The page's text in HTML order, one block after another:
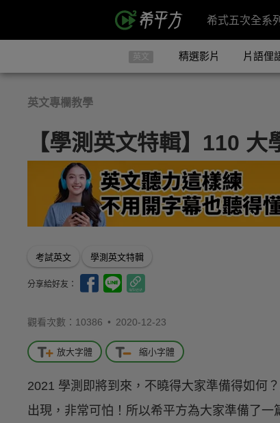
希式五次全系列
英文 精選影片 片語俚
英文專欄教學
【學測英文特輯】110
考試英文 學測英文特輯
分享給好友：
觀看次數：10386 • 2020-12-23
放大字體 縮小字體
2021 學測即將到來，不曉得大家準備得如何
出現，非常可怕！所以希平方為大家準備了